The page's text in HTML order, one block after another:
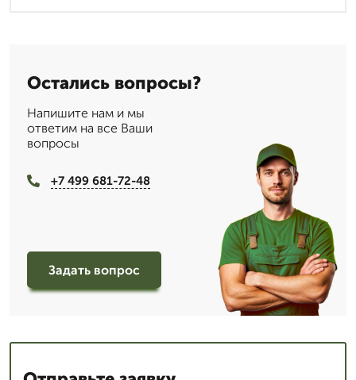
Остались вопросы?
Напишите нам и мы
ответим на все Ваши
вопросы
+7 499 681-72-48
Задать вопрос